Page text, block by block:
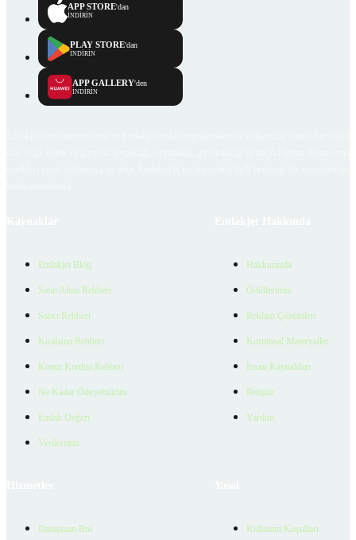
APP STORE'dan
İNDİRİN
PLAY STORE'dan
İNDİRİN
APP GALLERY'den
İNDİRİN
Emlakjet Blog
Satın Alma Rehberi
Satıcı Rehberi
Kiralama Rehberi
Konut Kredisi Rehberi
Ne Kadar Ödeyebilirim
Emlak Değeri
Verilerimiz
Hakkımızda
Ödüllerimiz
Reklam Çözümleri
Kurumsal Materyaller
İnsan Kaynakları
İletişim
Yardım
Danışman Bul Kullanım Koşulları